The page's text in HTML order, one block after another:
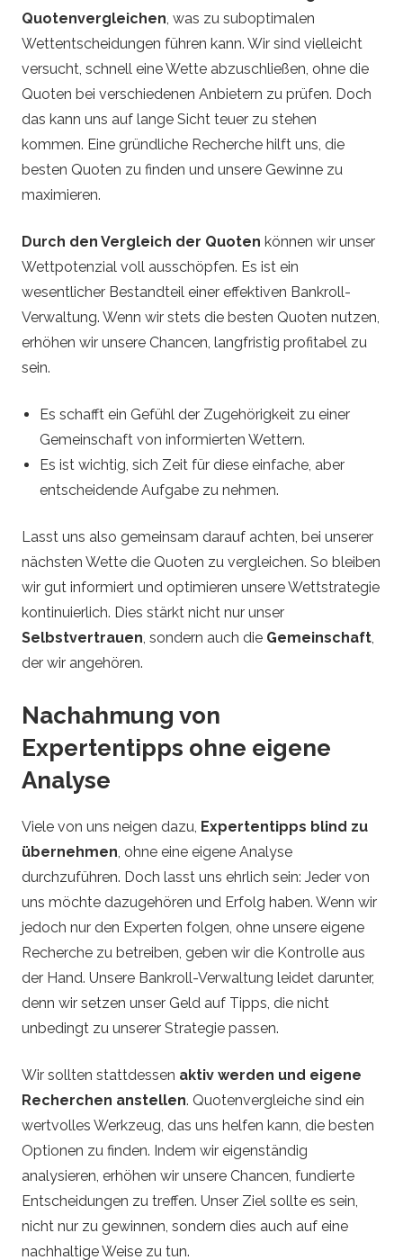
Quotenvergleichen, was zu suboptimalen
Wettentscheidungen führen kann. Wir sind vielleicht
versucht, schnell eine Wette abzuschließen, ohne die
Quoten bei verschiedenen Anbietern zu prüfen. Doch
das kann uns auf lange Sicht teuer zu stehen
kommen. Eine gründliche Recherche hilft uns, die
besten Quoten zu finden und unsere Gewinne zu
maximieren.
Durch den Vergleich der Quoten können wir unser
Wettpotenzial voll ausschöpfen. Es ist ein
wesentlicher Bestandteil einer effektiven Bankroll-
Verwaltung. Wenn wir stets die besten Quoten nutzen,
erhöhen wir unsere Chancen, langfristig profitabel zu
sein.
Es schafft ein Gefühl der Zugehörigkeit zu einer
Gemeinschaft von informierten Wettern.
Es ist wichtig, sich Zeit für diese einfache, aber
entscheidende Aufgabe zu nehmen.
Lasst uns also gemeinsam darauf achten, bei unserer
nächsten Wette die Quoten zu vergleichen. So bleiben
wir gut informiert und optimieren unsere Wettstrategie
kontinuierlich. Dies stärkt nicht nur unser
Selbstvertrauen, sondern auch die Gemeinschaft,
der wir angehören.
Nachahmung von
Expertentipps ohne eigene
Analyse
Viele von uns neigen dazu, Expertentipps blind zu
übernehmen , ohne eine eigene Analyse
durchzuführen. Doch lasst uns ehrlich sein: Jeder von
uns möchte dazugehören und Erfolg haben. Wenn wir
jedoch nur den Experten folgen, ohne unsere eigene
Recherche zu betreiben, geben wir die Kontrolle aus
der Hand. Unsere Bankroll-Verwaltung leidet darunter,
denn wir setzen unser Geld auf Tipps, die nicht
unbedingt zu unserer Strategie passen.
Wir sollten stattdessen aktiv werden und eigene
Recherchen anstellen. Quotenvergleiche sind ein
wertvolles Werkzeug, das uns helfen kann, die besten
Optionen zu finden. Indem wir eigenständig
analysieren, erhöhen wir unsere Chancen, fundierte
Entscheidungen zu treffen. Unser Ziel sollte es sein,
nicht nur zu gewinnen, sondern dies auch auf eine
nachhaltige Weise zu tun.